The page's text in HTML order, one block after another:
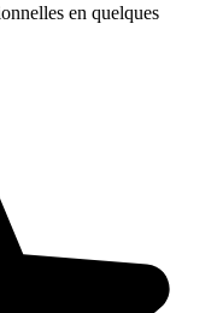
en quelques